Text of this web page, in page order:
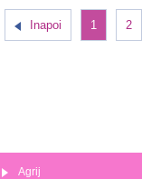
Inapoi 1 2
Agrij